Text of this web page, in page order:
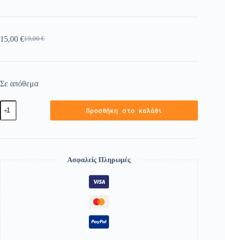
19,00€
15,00 €
Σε απόθεμα
Προσθήκη στο καλάθι
Ασφαλείς Πληρωμές